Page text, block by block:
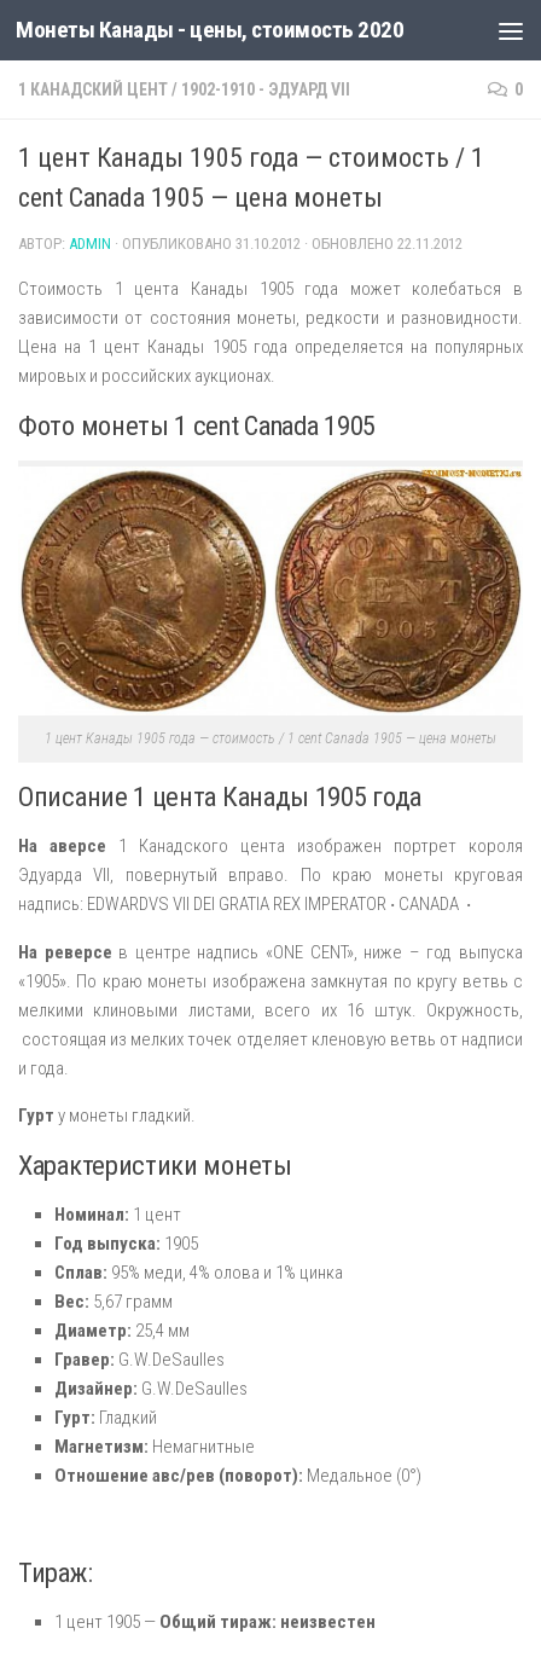
Монеты Канады - цены, стоимость 2020
1 КАНАДСКИЙ ЦЕНТ/ 1902-1910 - ЭДУАРД VII 0
1 цент Канады 1905 года — стоимость / 1
cent Canada 1905 — цена монеты
АВТОР: ADMIN · ОПУБЛИКОВАНО 31.10.2012 · ОБНОВЛЕНО 22.11.2012
Стоимость 1 цента Канады 1905 года может колебаться в
зависимости от состояния монеты, редкости и разновидности.
Цена на 1 цент Канады 1905 года определяется на популярных
мировых и российских аукционах.
Фото монеты 1 cent Canada 1905
1 цент Канады 1905 года — стоимость / 1 cent Canada 1905 — цена монеты
Описание 1 цента Канады 1905 года
На аверсе 1 Канадского цента изображен портрет короля
Эдуарда VII, повернутый вправо. По краю монеты круговая
надпись: EDWARDVS VII DEI GRATIA REX IMPERATOR · CANADA ·
На реверсе в центре надпись «ONE CENT», ниже – год выпуска
«1905». По краю монеты изображена замкнутая по кругу ветвь с
мелкими клиновыми листами, всего их 16 штук. Окружность,
состоящая из мелких точек отделяет кленовую ветвь от надписи
и года.
Гурт у монеты гладкий.
Характеристики монеты
Номинал: 1 цент
Год выпуска: 1905
Сплав: 95% меди, 4% олова и 1% цинка
Вес: 5,67 грамм
Диаметр: 25,4 мм
Гравер: G.W.DeSaulles
Дизайнер: G.W.DeSaulles
Гурт: Гладкий
Магнетизм: Немагнитные
Отношение авс/рев (поворот): Медальное (0°)
Тираж:
1 цент 1905 — Общий тираж: неизвестен